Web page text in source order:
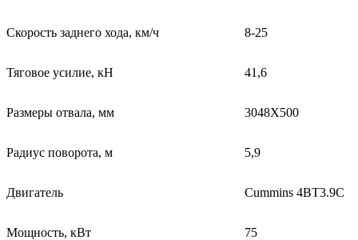
Скорость заднего хода, км/ч 8-25
Тяговое усилие, кН 41,6
Размеры отвала, мм 3048Х500
Радиус поворота, м 5,9
Двигатель Cummins 4BT3.9C
Мощность, кВт 75